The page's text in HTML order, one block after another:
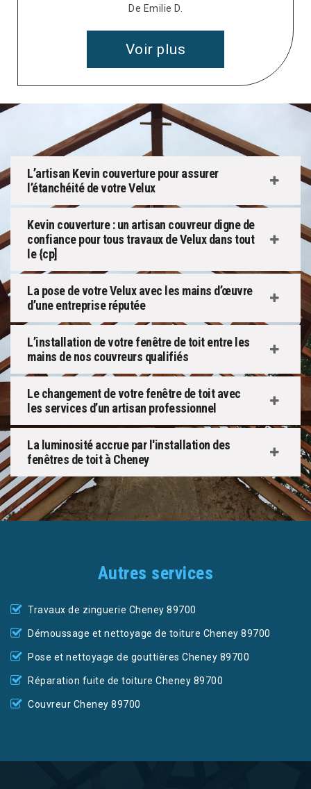
De Emilie D.
Voir plus
L’artisan Kevin couverture pour assurer
l’étanchéité de votre Velux
Kevin couverture : un artisan couvreur digne de
confiance pour tous travaux de Velux dans tout
le {cp]
La pose de votre Velux avec les mains d’œuvre
d’une entreprise réputée
L’installation de votre fenêtre de toit entre les
mains de nos couvreurs qualifiés
Le changement de votre fenêtre de toit avec
les services d’un artisan professionnel
La luminosité accrue par l'installation des
fenêtres de toit à Cheney
Autres services
Travaux de zinguerie Cheney 89700
Démoussage et nettoyage de toiture Cheney 89700
Pose et nettoyage de gouttières Cheney 89700
Réparation fuite de toiture Cheney 89700
Couvreur Cheney 89700